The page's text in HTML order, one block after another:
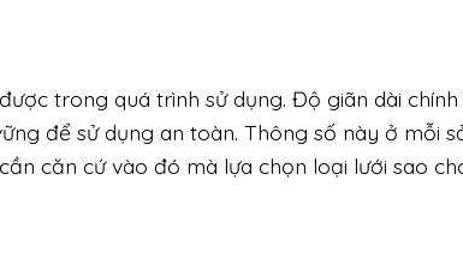
trong quá trình sử dụng. Độ giãn dài chính
để sử dụng an toàn. Thông số này ở mỗi
căn cứ vào đó mà lựa chọn loại lưới sao